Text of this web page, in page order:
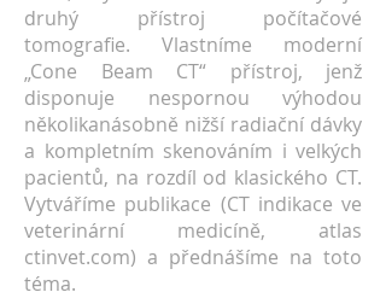
druhý přístroj počítačové
tomografie. Vlastníme moderní
„Cone Beam CT“ přístroj, jenž
disponuje nespornou výhodou
několikanásobně nižší radiační dávky
a kompletním skenováním i velkých
pacientů, na rozdíl od klasického CT.
Vytváříme publikace (CT indikace ve
veterinární medicíně, atlas
ctinvet.com) a přednášíme na toto
téma.